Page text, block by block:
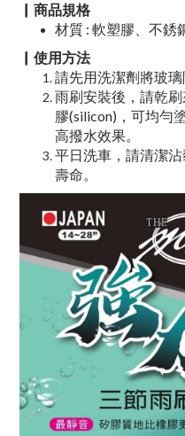
▏商品規格
材質 : 軟塑膠、不銹
▏ 使用方法
請先用洗潔劑將玻璃
雨刷安裝後，請乾
膠(silicon)，可均勻
高撥水效果。
平日洗車，請清潔
壽命。